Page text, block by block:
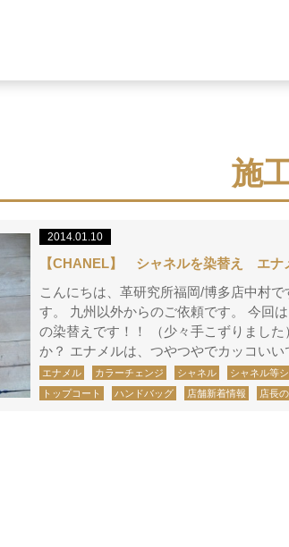
施
2014.01.10
【CHANEL】 シャネルを染替え エナ
こんにちは、革研究所福岡/博多店中村
す。 九州以外からのご依頼です。 今回
の染替えです！！ （少々手こずりまし
か？ エナメルは、つやつやでカッコい
エナメル カラーチェンジ シャネル シャネル等
トップコート
ハンドバッグ 店舗新着情報 店長